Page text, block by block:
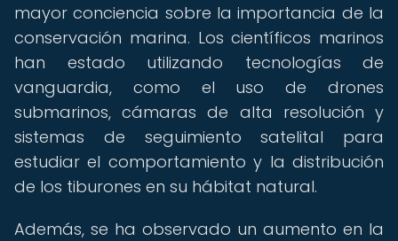
mayor conciencia sobre la importancia de la
conservación marina. Los científicos marinos
han estado utilizando tecnologías de
vanguardia, como el uso de drones
submarinos, cámaras de alta resolución y
sistemas de seguimiento satelital para
estudiar el comportamiento y la distribución
de los tiburones en su hábitat natural.
Además, se ha observado un aumento en la